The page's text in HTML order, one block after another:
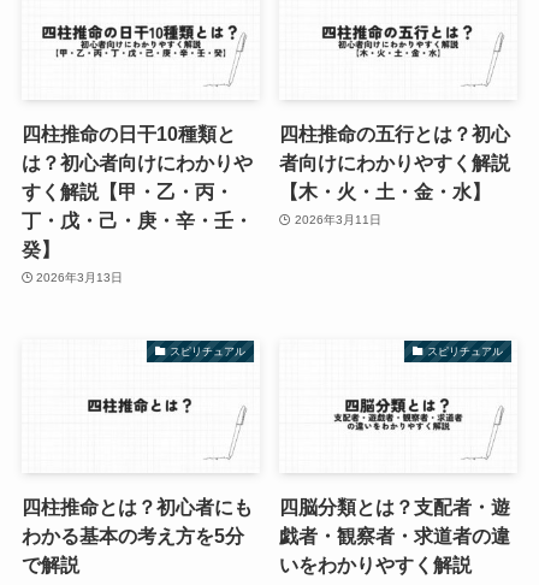
四柱推命の日干10種類と
は？初心者向けにわかりや
すく解説【甲・乙・丙・
丁・戊・己・庚・辛・壬・
癸】
2026年3月13日
四柱推命の五行とは？初心
者向けにわかりやすく解説
【木・火・土・金・水】
2026年3月11日
スピリチュアル
四柱推命とは？初心者にも
わかる基本の考え方を5分
で解説
スピリチュアル
四脳分類とは？支配者・遊
戯者・観察者・求道者の違
いをわかりやすく解説